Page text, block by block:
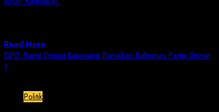
Read More
DPD Partai Ummat Karawang Ramaikan Rakernas Partai Ummat
1
Politik